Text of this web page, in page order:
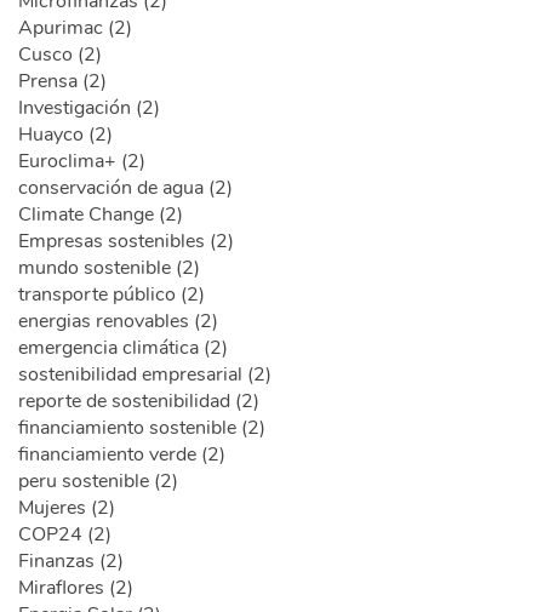
Apurimac (2)
Cusco (2)
Prensa (2)
Investigación (2)
Huayco (2)
Euroclima+ (2)
conservación de agua (2)
Climate Change (2)
Empresas sostenibles (2)
mundo sostenible (2)
transporte público (2)
energias renovables (2)
emergencia climática (2)
sostenibilidad empresarial (2)
reporte de sostenibilidad (2)
financiamiento sostenible (2)
financiamiento verde (2)
peru sostenible (2)
Mujeres (2)
COP24 (2)
Finanzas (2)
Miraflores (2)